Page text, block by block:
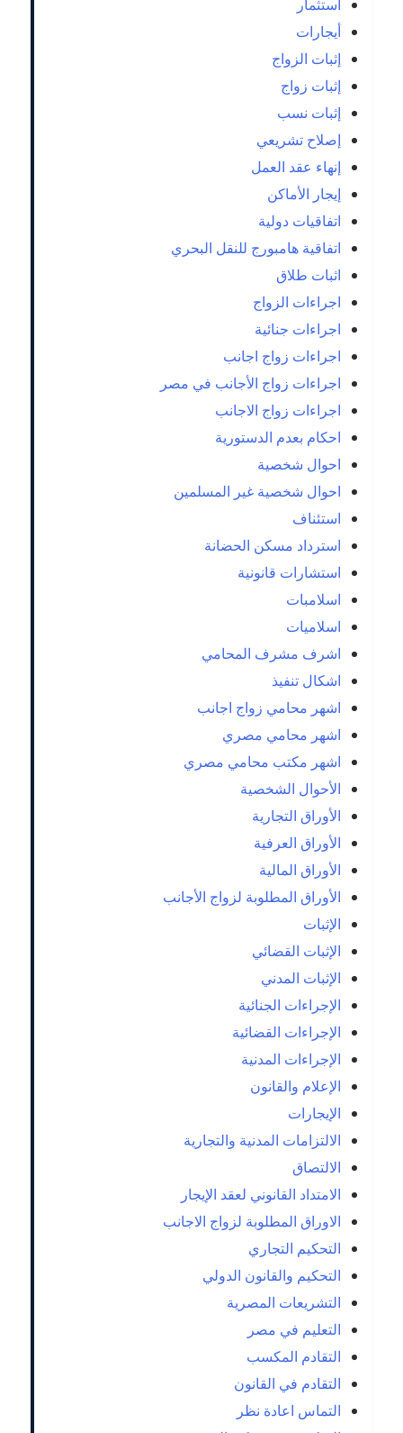
أستثمار
أيجارات
إثبات الزواج
إثبات زواج
إثبات نسب
إصلاح تشريعي
إنهاء عقد العمل
إيجار الأماكن
اتفاقيات دولية
اتفاقية هامبورج للنقل البحري
اثبات طلاق
اجراءات الزواج
اجراءات جنائية
اجراءات زواج اجانب
اجراءات زواج الأجانب في مصر
اجراءات زواج الاجانب
احكام بعدم الدستورية
احوال شخصية
احوال شخصية غير المسلمين
استئناف
استرداد مسكن الحضانة
استشارات قانونية
اسلامبات
اسلاميات
اشرف مشرف المحامي
اشكال تنفيذ
اشهر محامي زواج اجانب
اشهر محامي مصري
اشهر مكتب محامي مصري
الأحوال الشخصية
الأوراق التجارية
الأوراق العرفية
الأوراق المالية
الأوراق المطلوبة لزواج الأجانب
الإثبات
الإثبات القضائي
الإثبات المدني
الإجراءات الجنائية
الإجراءات القضائية
الإجراءات المدنية
الإعلام والقانون
الإيجارات
الالتزامات المدنية والتجارية
الالتصاق
الامتداد القانوني لعقد الإيجار
الاوراق المطلوبة لزواج الاجانب
التحكيم التجاري
التحكيم والقانون الدولي
التشريعات المصرية
التعليم في مصر
التقادم المكسب
التقادم في القانون
التماس اعادة نظر